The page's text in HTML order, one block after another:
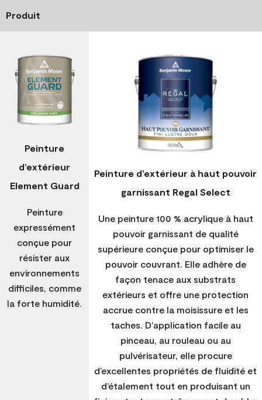
Produit
Peinture
d’extérieur
Element Guard
Peinture
expressément
conçue pour
résister aux
environnements
difficiles, comme
la forte humidité.
Peinture d’extérieur à haut pouvoir
garnissant Regal Select
Une peinture 100 % acrylique à haut
pouvoir garnissant de qualité
supérieure conçue pour optimiser le
pouvoir couvrant. Elle adhère de
façon tenace aux substrats
extérieurs et offre une protection
accrue contre la moisissure et les
taches. D’application facile au
pinceau, au rouleau ou au
pulvérisateur, elle procure
d’excellentes propriétés de fluidité et
d’étalement tout en produisant un